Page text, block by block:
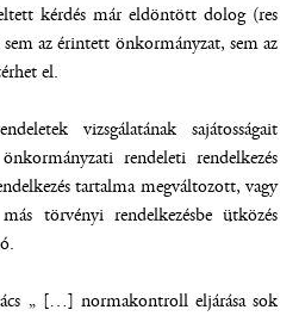
kérdés már eldöntött dolog (res
az érintett önkormányzat, sem az
el.
vizsgálatának sajátosságait
rendeleti rendelkezés
tartalma megváltozott, vagy
törvényi rendelkezésbe ütközés
„ […] normakontroll eljárása sok